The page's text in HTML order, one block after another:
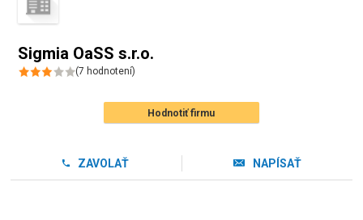
Sigmia OaSS s.r.o.
(7 hodnotení)
Hodnotiť firmu
ZAVOLAŤ NAPÍSAŤ